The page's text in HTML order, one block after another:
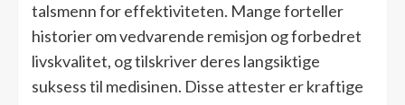
talsmenn for effektiviteten. Mange forteller
historier om vedvarende remisjon og forbedret
livskvalitet, og tilskriver deres langsiktige
suksess til medisinen. Disse attester er kraftige